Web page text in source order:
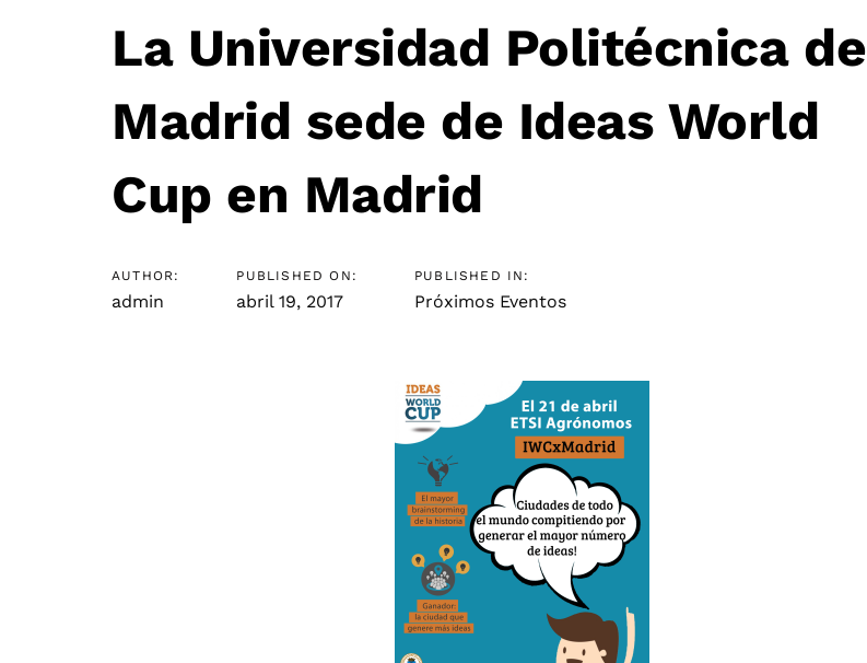
La Universidad Politécnica de
Madrid sede de Ideas World
Cup en Madrid
AUTHOR:
admin
PUBLISHED ON:
abril 19, 2017
PUBLISHED IN:
Próximos Eventos
Post
navigation